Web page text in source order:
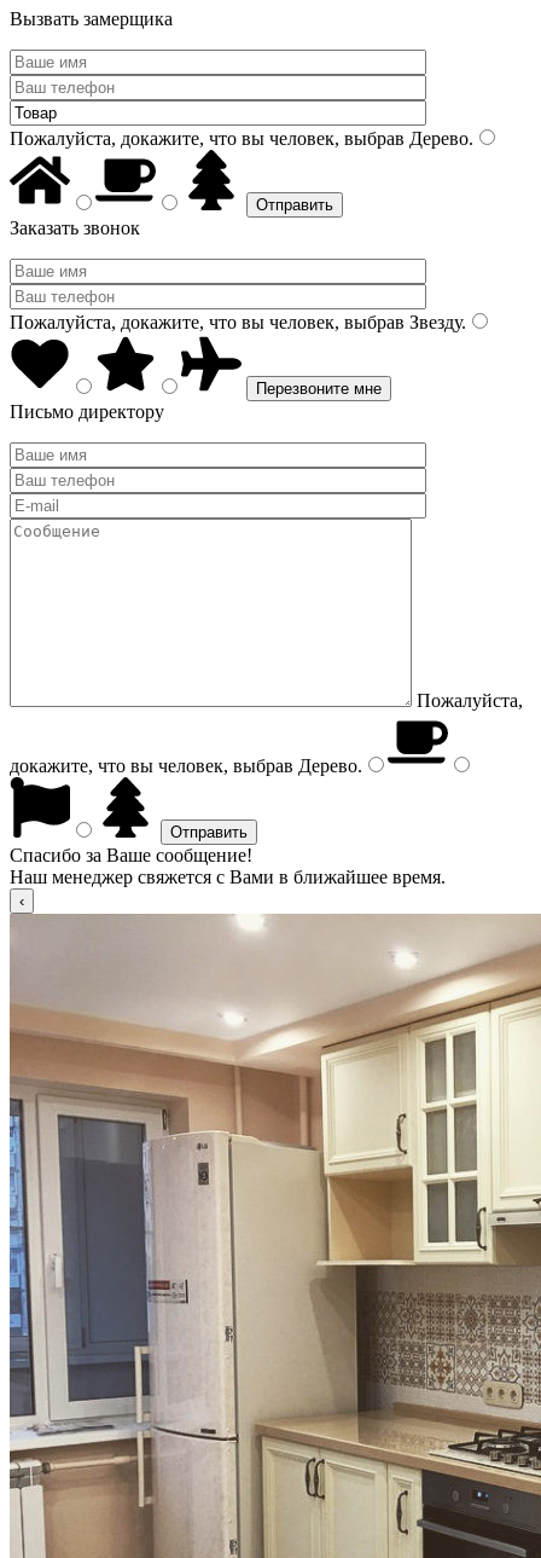
Вызвать замерщика
Пожалуйста, докажите, что вы человек, выбрав Дерево.
Заказать звонок
Пожалуйста, докажите, что вы человек, выбрав Звезду.
Письмо директору
Пожалуйста,
докажите, что вы человек, выбрав Дерево.
Спасибо за Ваше сообщение!
Наш менеджер свяжется с Вами в ближайшее время.